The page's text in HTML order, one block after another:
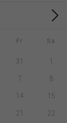
Fr Sa
31 1
7 8
14 15
21 22